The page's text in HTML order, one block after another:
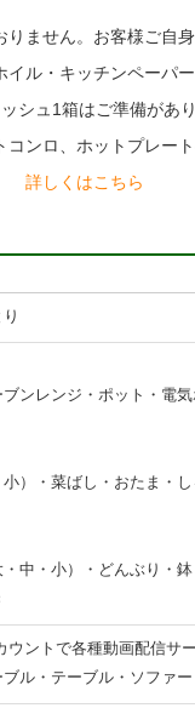
ません。お客様ご自
ル・キッチンペー
シュ1箱はご準備があり
ンロ、ホットプレ
詳しくはこちら
ンレンジ・ポット・電
）・菜ばし・おたま・
中・小）・どんぶり・
ウントで各種動画配信サ
ル・テーブル・ソファ